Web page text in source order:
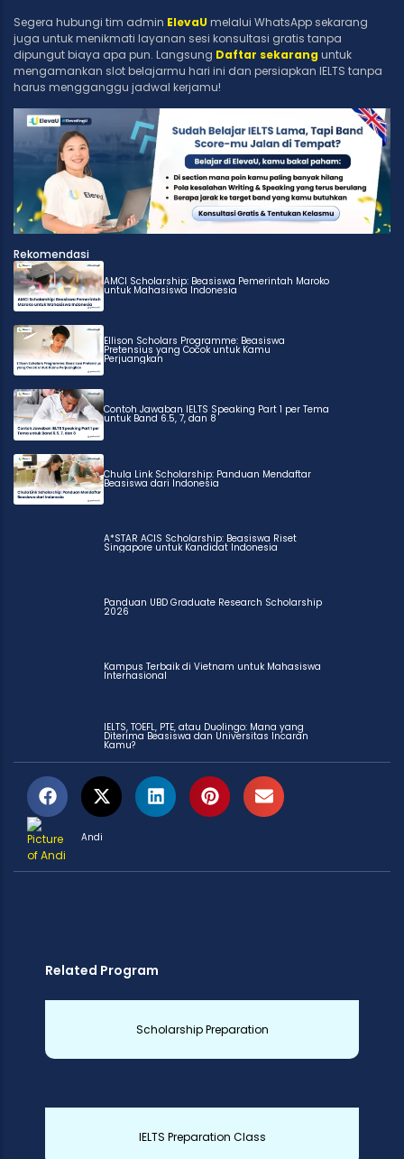
Segera hubungi tim admin ElevaU melalui WhatsApp sekarang
juga untuk menikmati layanan sesi konsultasi gratis tanpa
dipungut biaya apa pun. Langsung Daftar sekarang untuk
mengamankan slot belajarmu hari ini dan persiapkan IELTS tanpa
harus mengganggu jadwal kerjamu!
Rekomendasi
AMCI Scholarship: Beasiswa Pemerintah Maroko
untuk Mahasiswa Indonesia
Ellison Scholars Programme: Beasiswa
Pretensius yang Cocok untuk Kamu
Perjuangkan
Contoh Jawaban IELTS Speaking Part 1 per Tema
untuk Band 6.5, 7, dan 8
Chula Link Scholarship: Panduan Mendaftar
Beasiswa dari Indonesia
A*STAR ACIS Scholarship: Beasiswa Riset
Singapore untuk Kandidat Indonesia
Panduan UBD Graduate Research Scholarship
2026
Kampus Terbaik di Vietnam untuk Mahasiswa
Internasional
IELTS, TOEFL, PTE, atau Duolingo: Mana yang
Diterima Beasiswa dan Universitas Incaran
Kamu?
Andi
Related Program
Scholarship Preparation
IELTS Preparation Class